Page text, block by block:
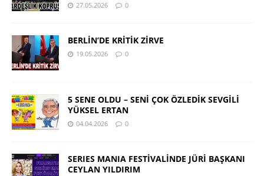
27.05.2026 0
BERLİN’DE KRİTİK ZİRVE
19.05.2026 0
5 SENE OLDU – SENİ ÇOK ÖZLEDİK SEVGİLİ
YÜKSEL ERTAN
04.04.2026 0
SERIES MANIA FESTİVALİNDE JÜRİ BAŞKANI
CEYLAN YILDIRIM